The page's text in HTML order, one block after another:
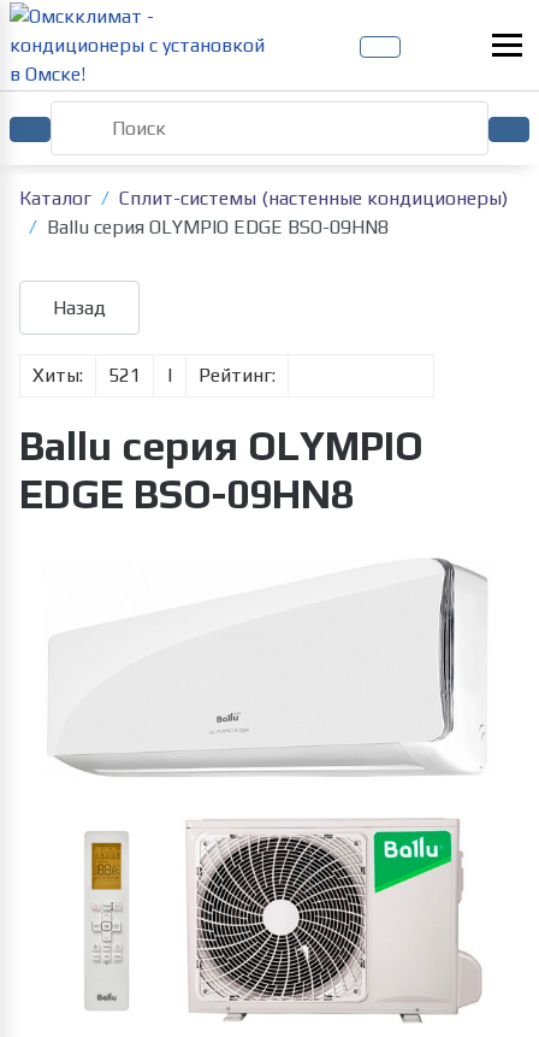
Каталог
Сплит-системы (настенные кондиционеры)
Ballu серия OLYMPIO EDGE BSO-09HN8
Хиты: 521 | Рейтинг:
Ballu серия OLYMPIO
EDGE BSO-09HN8